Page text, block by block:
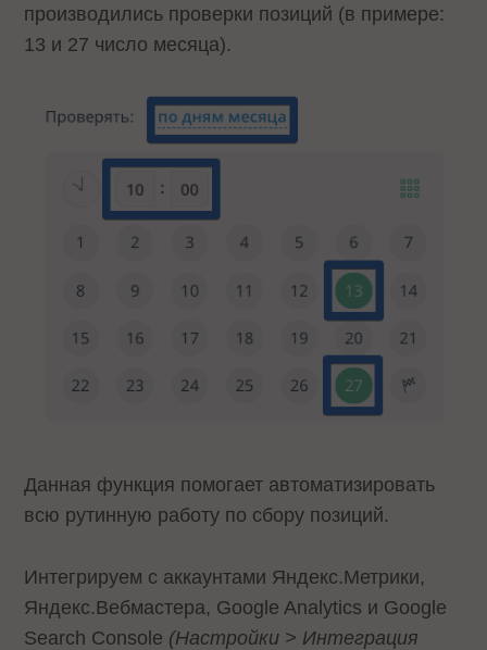
производились проверки позиций (в примере:
13 и 27 число месяца).
Данная функция помогает автоматизировать
всю рутинную работу по сбору позиций.
Интегрируем с аккаунтами Яндекс.Метрики,
Яндекс.Вебмастера, Google Analytics и Google
Search Console (Настройки > Интеграция